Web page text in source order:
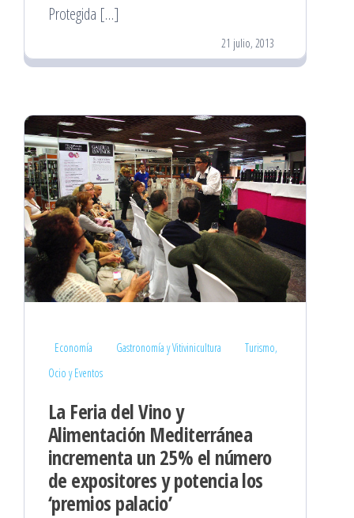
Protegida […]
21 julio, 2013
Economía Gastronomía y Vitivinicultura
Turismo,
Ocio y Eventos
La Feria del Vino y
Alimentación Mediterránea
incrementa un 25% el número
de expositores y potencia los
‘premios palacio’